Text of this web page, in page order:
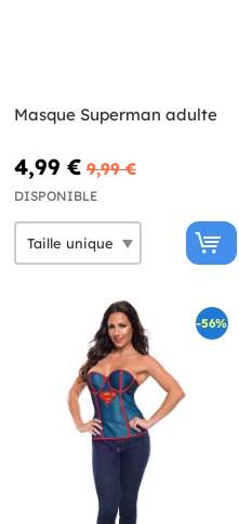
Masque Superman adulte
4,99 € 9,99 €
DISPONIBLE
-56%